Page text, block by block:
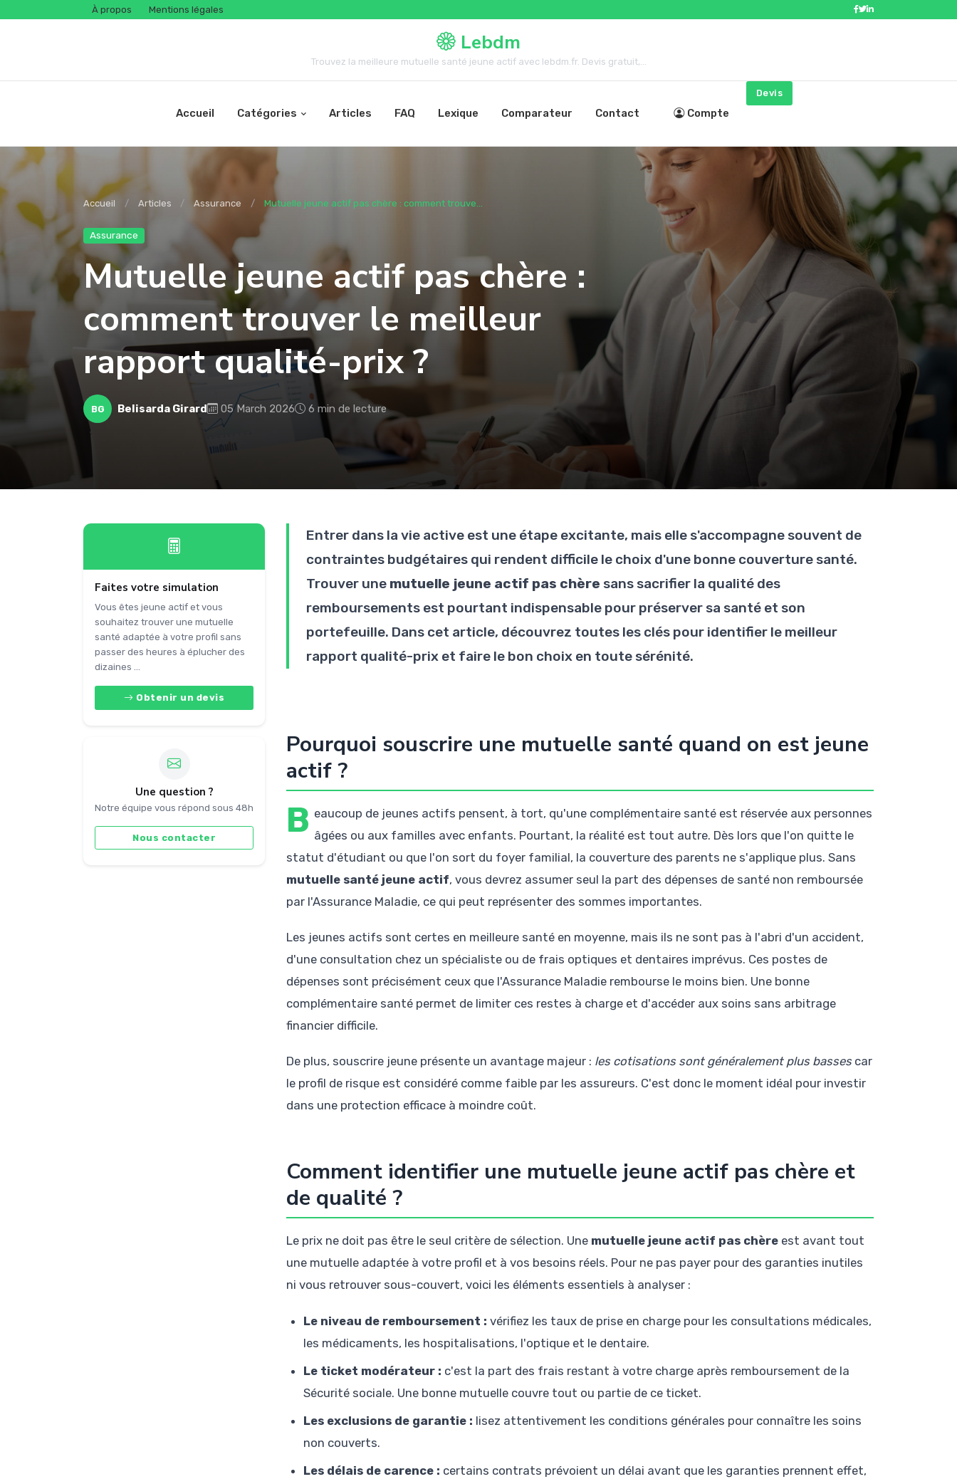
À propos Mentions légales
Lebdm
Trouvez la meilleure mutuelle santé jeune actif avec lebdm.fr. Devis gratuit,...
Accueil Catégories Articles FAQ Lexique Comparateur Contact Compte
Devis
Accueil Articles Assurance Mutuelle jeune actif pas chère : comment trouve...
Assurance
Mutuelle jeune actif pas chère :
comment trouver le meilleur
rapport qualité-prix ?
BG Belisarda Girard 05 March 2026 6 min de lecture
Faites votre simulation
Vous êtes jeune actif et vous
souhaitez trouver une mutuelle
santé adaptée à votre profil sans
passer des heures à éplucher des
dizaines ...
Obtenir un devis
Une question ?
Notre équipe vous répond sous 48h
Nous contacter
Entrer dans la vie active est une étape excitante, mais elle s'accompagne souvent de
contraintes budgétaires qui rendent difficile le choix d'une bonne couverture santé.
Trouver une mutuelle jeune actif pas chère sans sacrifier la qualité des
remboursements est pourtant indispensable pour préserver sa santé et son
portefeuille. Dans cet article, découvrez toutes les clés pour identifier le meilleur
rapport qualité-prix et faire le bon choix en toute sérénité.
Pourquoi souscrire une mutuelle santé quand on est jeune
actif ?
B eaucoup de jeunes actifs pensent, à tort, qu'une complémentaire santé est réservée aux personnes
âgées ou aux familles avec enfants. Pourtant, la réalité est tout autre. Dès lors que l'on quitte le
statut d'étudiant ou que l'on sort du foyer familial, la couverture des parents ne s'applique plus. Sans
mutuelle santé jeune actif, vous devrez assumer seul la part des dépenses de santé non remboursée
par l'Assurance Maladie, ce qui peut représenter des sommes importantes.
Les jeunes actifs sont certes en meilleure santé en moyenne, mais ils ne sont pas à l'abri d'un accident,
d'une consultation chez un spécialiste ou de frais optiques et dentaires imprévus. Ces postes de
dépenses sont précisément ceux que l'Assurance Maladie rembourse le moins bien. Une bonne
complémentaire santé permet de limiter ces restes à charge et d'accéder aux soins sans arbitrage
financier difficile.
De plus, souscrire jeune présente un avantage majeur : les cotisations sont généralement plus bassescar
le profil de risque est considéré comme faible par les assureurs. C'est donc le moment idéal pour investir
dans une protection efficace à moindre coût.
Comment identifier une mutuelle jeune actif pas chère et
de qualité ?
Le prix ne doit pas être le seul critère de sélection. Une mutuelle jeune actif pas chère est avant tout
une mutuelle adaptée à votre profil et à vos besoins réels. Pour ne pas payer pour des garanties inutiles
ni vous retrouver sous-couvert, voici les éléments essentiels à analyser :
Le niveau de remboursement : vérifiez les taux de prise en charge pour les consultations médicales,
les médicaments, les hospitalisations, l'optique et le dentaire.
Le ticket modérateur : c'est la part des frais restant à votre charge après remboursement de la
Sécurité sociale. Une bonne mutuelle couvre tout ou partie de ce ticket.
Les exclusions de garantie : lisez attentivement les conditions générales pour connaître les soins
non couverts.
Les délais de carence : certains contrats prévoient un délai avant que les garanties prennent effet,